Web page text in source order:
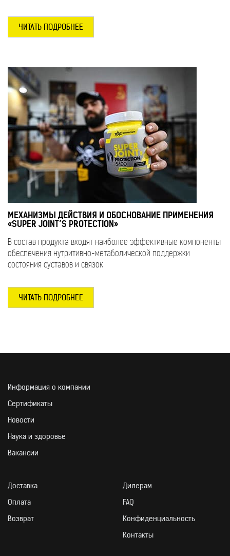
ЧИТАТЬ ПОДРОБНЕЕ
МЕХАНИЗМЫ ДЕЙСТВИЯ И ОБОСНОВАНИЕ ПРИМЕНЕНИЯ
«SUPER JOINT’S PROTECTION»
В состав продукта входят наиболее эффективные компоненты
обеспечения нутритивно-метаболической поддержки
состояния суставов и связок
ЧИТАТЬ ПОДРОБНЕЕ
Информация о компании
Сертификаты
Новости
Наука и здоровье
Вакансии
Доставка
Оплата
Возврат
Дилерам
FAQ
Конфиденциальность
Контакты